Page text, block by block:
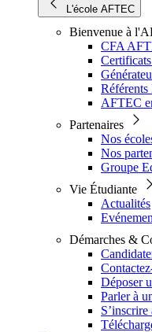
L'école AFTEC
Bienvenue à
CFA
AFTEC
Partenaires
Nos
Nos
Groupe
Vie Étudiante
Actualités
Démarches &
Déposer
Parler à